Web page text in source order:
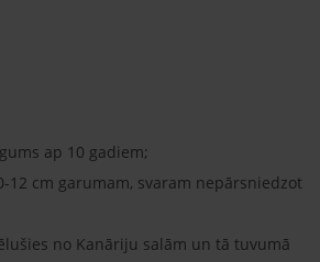
ap 10 gadiem;
12 cm garumam, svaram nepārsniedzot
no Kanāriju salām un tā tuvumā